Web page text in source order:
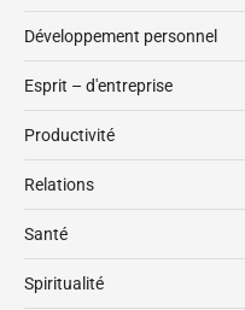
Développement personnel
Esprit – d'entreprise
Productivité
Relations
Santé
Spiritualité